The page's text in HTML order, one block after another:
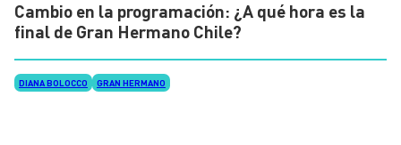
Cambio en la programación: ¿A qué hora es la
final de Gran Hermano Chile?
DIANA BOLOCCO GRAN HERMANO